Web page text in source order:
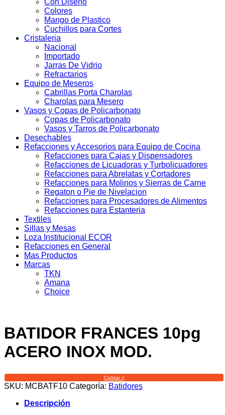
Con Diseño
Colores
Mango de Plastico
Cuchillos para Cortes
Cristaleria
Nacional
Importado
Jarras De Vidrio
Refractarios
Equipo de Meseros
Cabrillas Porta Charolas
Charolas para Mesero
Vasos y Copas de Policarbonato
Copas de Policarbonato
Vasos y Tarros de Policarbonato
Desechables
Refacciones y Accesorios para Equipo de Cocina
Refacciones para Cajas y Dispensadores
Refacciones de Licuadoras y Turbolicuadores
Refacciones para Abrelatas y Cortadores
Refacciones para Molinos y Sierras de Carne
Regaton o Pie de Nivelacion
Refacciones para Procesadores de Alimentos
Refacciones para Estanteria
Textiles
Sillas y Mesas
Loza Institucional ECOR
Refacciones en General
Mas Productos
Marcas
TKN
Amana
Choice
BATIDOR FRANCES 10pg
ACERO INOX MOD.
Cotizar +
SKU: MCBATF10 Categoría: Batidores
Descripción